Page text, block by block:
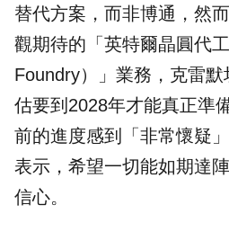
替代方案，而非博通，然
觀期待的「英特爾晶圓代
Foundry）」業務，克雷
估要到2028年才能真正準
前的進度感到「非常懷疑
表示，希望一切能如期達
信心。